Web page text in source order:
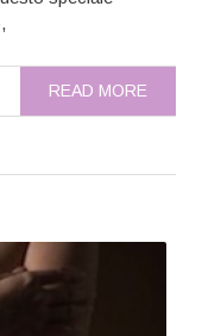
READ MORE